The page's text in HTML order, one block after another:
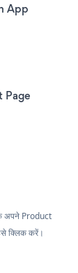
App
Page
अपने Product
क्लिक करें।